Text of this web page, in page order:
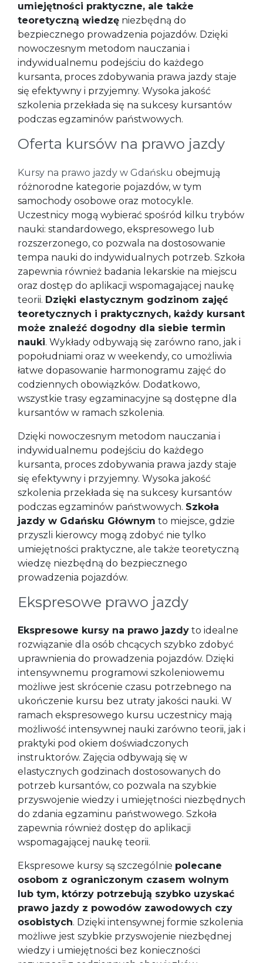
umiejętności praktyczne, ale także
teoretyczną wiedzę niezbędną do
bezpiecznego prowadzenia pojazdów. Dzięki
nowoczesnym metodom nauczania i
indywidualnemu podejściu do każdego
kursanta, proces zdobywania prawa jazdy staje
się efektywny i przyjemny. Wysoka jakość
szkolenia przekłada się na sukcesy kursantów
podczas egzaminów państwowych.
Oferta kursów na prawo jazdy
Kursy na prawo jazdy w Gdańsku obejmują
różnorodne kategorie pojazdów, w tym
samochody osobowe oraz motocykle.
Uczestnicy mogą wybierać spośród kilku trybów
nauki: standardowego, ekspresowego lub
rozszerzonego, co pozwala na dostosowanie
tempa nauki do indywidualnych potrzeb. Szkoła
zapewnia również badania lekarskie na miejscu
oraz dostęp do aplikacji wspomagającej naukę
teorii. Dzięki elastycznym godzinom zajęć
teoretycznych i praktycznych, każdy kursant
może znaleźć dogodny dla siebie termin
nauki. Wykłady odbywają się zarówno rano, jak i
popołudniami oraz w weekendy, co umożliwia
łatwe dopasowanie harmonogramu zajęć do
codziennych obowiązków. Dodatkowo,
wszystkie trasy egzaminacyjne są dostępne dla
kursantów w ramach szkolenia.
Dzięki nowoczesnym metodom nauczania i
indywidualnemu podejściu do każdego
kursanta, proces zdobywania prawa jazdy staje
się efektywny i przyjemny. Wysoka jakość
szkolenia przekłada się na sukcesy kursantów
podczas egzaminów państwowych. Szkoła
jazdy w Gdańsku Głównym to miejsce, gdzie
przyszli kierowcy mogą zdobyć nie tylko
umiejętności praktyczne, ale także teoretyczną
wiedzę niezbędną do bezpiecznego
prowadzenia pojazdów.
Ekspresowe prawo jazdy
Ekspresowe kursy na prawo jazdy to idealne
rozwiązanie dla osób chcących szybko zdobyć
uprawnienia do prowadzenia pojazdów. Dzięki
intensywnemu programowi szkoleniowemu
możliwe jest skrócenie czasu potrzebnego na
ukończenie kursu bez utraty jakości nauki. W
ramach ekspresowego kursu uczestnicy mają
możliwość intensywnej nauki zarówno teorii, jak i
praktyki pod okiem doświadczonych
instruktorów. Zajęcia odbywają się w
elastycznych godzinach dostosowanych do
potrzeb kursantów, co pozwala na szybkie
przyswojenie wiedzy i umiejętności niezbędnych
do zdania egzaminu państwowego. Szkoła
zapewnia również dostęp do aplikacji
wspomagającej naukę teorii.
Ekspresowe kursy są szczególnie polecane
osobom z ograniczonym czasem wolnym
lub tym, którzy potrzebują szybko uzyskać
prawo jazdy z powodów zawodowych czy
osobistych. Dzięki intensywnej formie szkolenia
możliwe jest szybkie przyswojenie niezbędnej
wiedzy i umiejętności bez konieczności